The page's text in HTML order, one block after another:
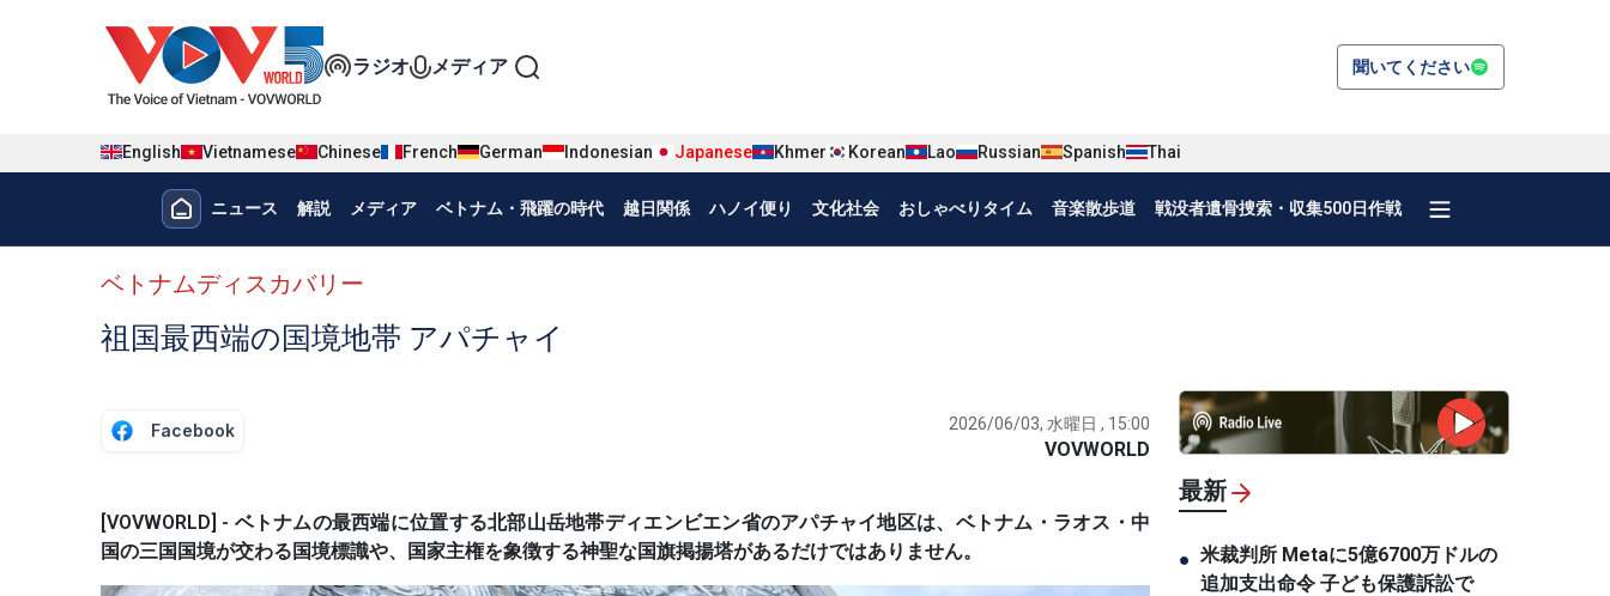
Đa phương tiện tiếng Nhật
ラジオ メディア 聞いてください
English Vietnamese Chinese French German Indonesian Japanese Khmer Korean Lao Russian Spanish Thai
Menu trang chủ tiếng nhật
ニュース 解説 メディア ベトナム・飛躍の時代 越日関係 ハノイ便り 文化社会 おしゃべりタイム 音楽散歩道 戦没者遺骨捜索・収集500日作戦
menu phụ tiếng Nhật
ベトナムディスカバリー
祖国最西端の国境地帯 アパチャイ
Facebook 2026/06/03, 水曜日 , 15:00
VOVWORLD
[VOVWORLD] - ベトナムの最西端に位置する北部山岳地帯ディエンビエン省のアパチャイ地区は、ベトナム・ラオス・中
国の三国国境が交わる国境標識や、国家主権を象徴する神聖な国旗掲揚塔があるだけではありません。
最新
● 米裁判所 Metaに5億6700万ドルの
追加支出命令 子ども保護訴訟で